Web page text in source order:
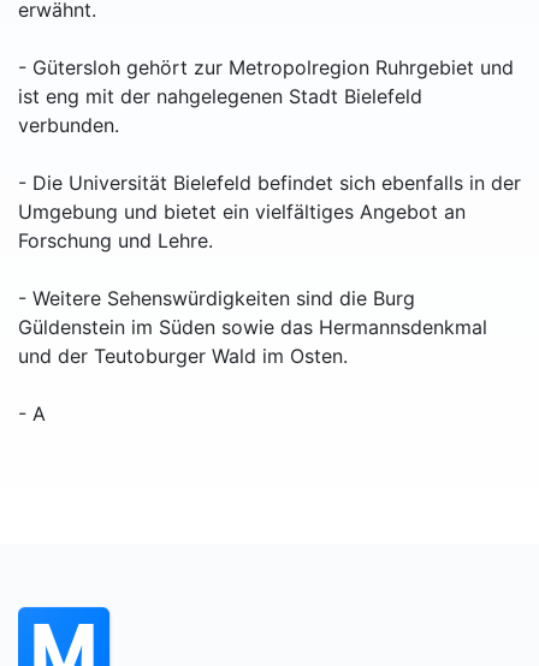
erwähnt.
- Gütersloh gehört zur Metropolregion Ruhrgebiet und
ist eng mit der nahgelegenen Stadt Bielefeld
verbunden.
- Die Universität Bielefeld befindet sich ebenfalls in der
Umgebung und bietet ein vielfältiges Angebot an
Forschung und Lehre.
- Weitere Sehenswürdigkeiten sind die Burg
Güldenstein im Süden sowie das Hermannsdenkmal
und der Teutoburger Wald im Osten.
- A